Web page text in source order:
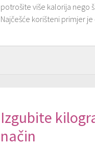
potrošite više kalorija nego
Najčešće korišteni primjer je
Izgubite
način